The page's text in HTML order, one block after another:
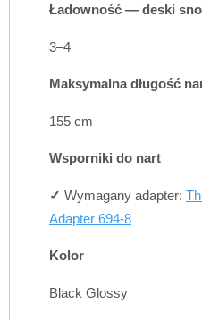
Ładowność — deski
3–4
Maksymalna długość
155 cm
Wsporniki do nart
✓ Wymagany adapter:
Adapter 694-8
Kolor
Black Glossy